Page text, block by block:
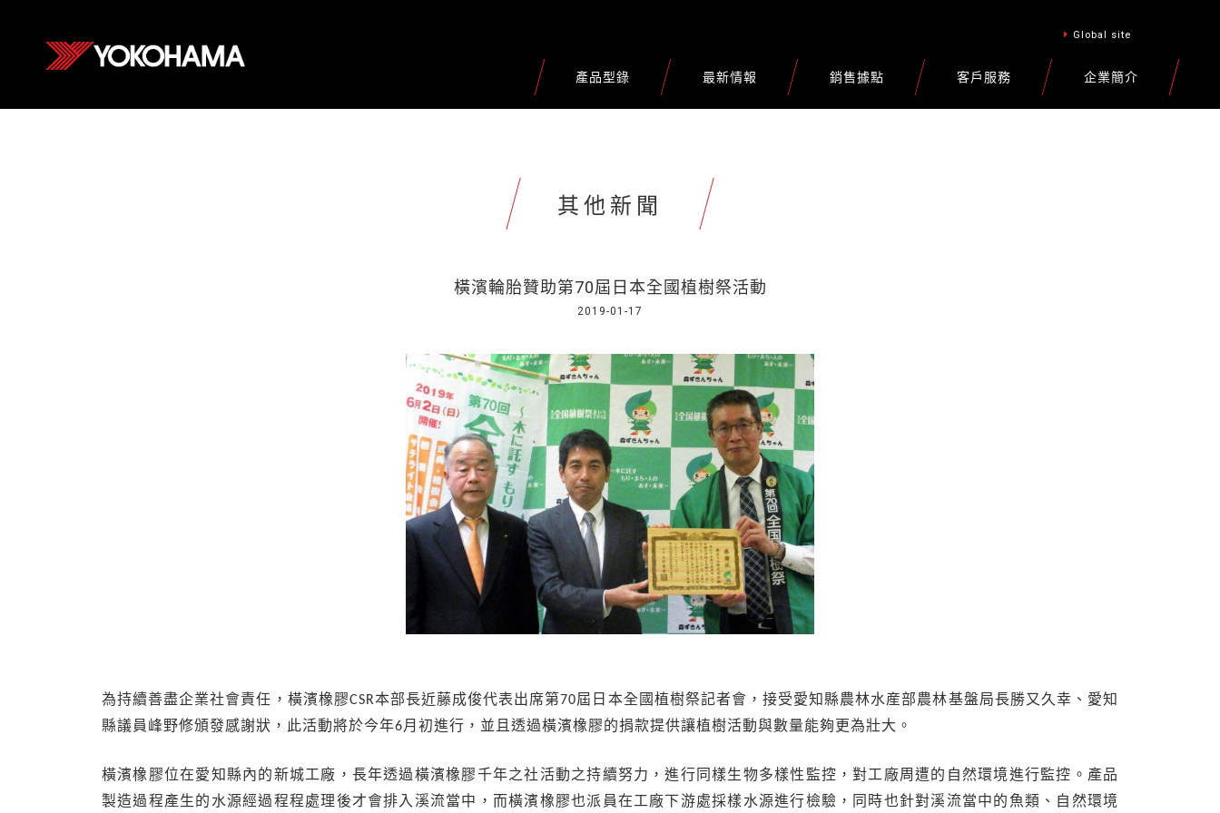
Global site
產品型錄 最新情報 銷售據點 客戶服務 企業簡介
其他新聞
橫濱輪胎贊助第70屆日本全國植樹祭活動
2019-01-17
為持續善盡企業社會責任，橫濱橡膠CSR本部長近藤成俊代表出席第70屆日本全國植樹祭記者會，接受愛知縣農林水産部農林基盤局長勝又久幸、愛知
縣議員峰野修頒發感謝狀，此活動將於今年6月初進行，並且透過橫濱橡膠的捐款提供讓植樹活動與數量能夠更為壯大。
橫濱橡膠位在愛知縣內的新城工廠，長年透過橫濱橡膠千年之社活動之持續努力，進行同樣生物多樣性監控，對工廠周遭的自然環境進行監控。產品
製造過程產生的水源經過程程處理後才會排入溪流當中，而橫濱橡膠也派員在工廠下游處採樣水源進行檢驗，同時也針對溪流當中的魚類、自然環境